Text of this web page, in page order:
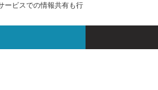
ービスでの情報共有も行